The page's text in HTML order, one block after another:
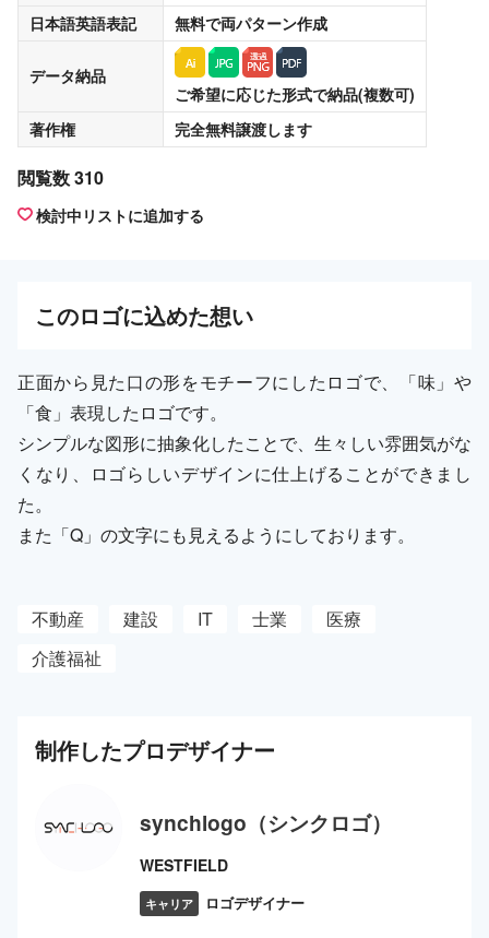
日本語英語表記
無料で両パターン作成
データ納品
ご希望に応じた形式で納品(複数可)
著作権
完全無料譲渡します
閲覧数 310
検討中リストに追加する
このロゴに込めた想い
正面から見た口の形をモチーフにしたロゴで、「味」や
「食」表現したロゴです。
シンプルな図形に抽象化したことで、生々しい雰囲気がな
くなり、ロゴらしいデザインに仕上げることができまし
た。
また「Q」の文字にも見えるようにしております。
不動産 建設 IT 士業
医療
介護福祉
制作したプロデザイナー
synchlogo（シンクロゴ）
WESTFIELD
キャリア ロゴデザイナー